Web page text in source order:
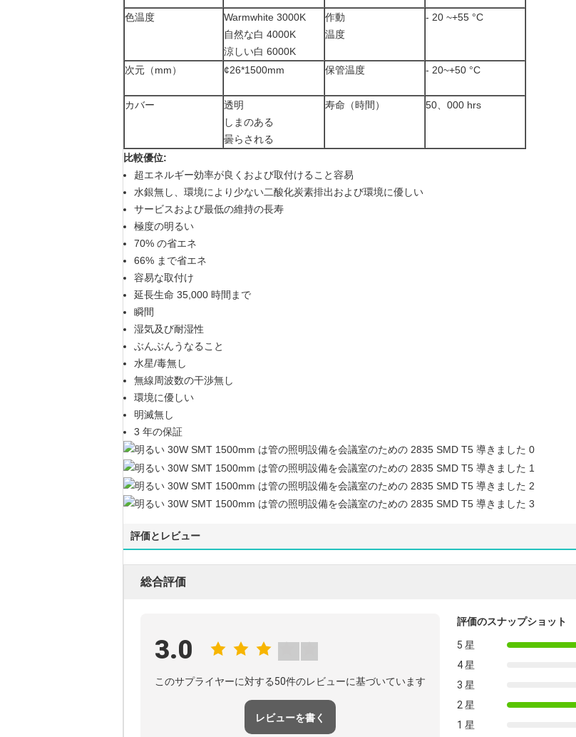
色温度
Warmwhite 3000K
自然な白 4000K
涼しい白 6000K
作動
温度
- 20 ~+55 °C
次元（mm） ¢26*1500mm 保管温度 - 20~+50 °C
カバー
透明
しまのある
曇らされる
寿命（時間） 50、000 hrs
比較優位:
超エネルギー効率が良くおよび取付けること容易
水銀無し、環境により少ない二酸化炭素排出および環境に優しい
サービスおよび最低の維持の長寿
極度の明るい
70% の省エネ
66% まで省エネ
容易な取付け
延長生命 35,000 時間まで
瞬間
湿気及び耐湿性
ぶんぶんうなること
水星/毒無し
無線周波数の干渉無し
環境に優しい
明滅無し
3 年の保証
評価とレビュー
総合評価
3.0
このサプライヤーに対する50件のレビューに基づいています
レビューを書く
評価のスナップショット
5 星
4 星
3 星
2 星
1 星